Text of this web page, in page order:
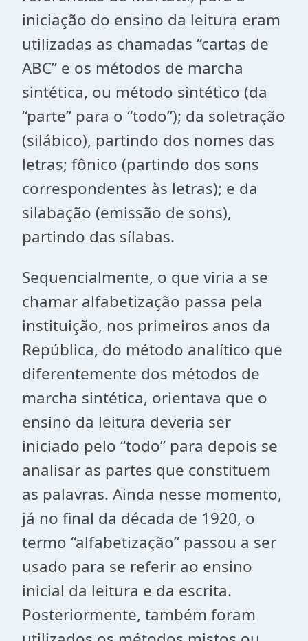
iniciação do ensino da leitura eram
utilizadas as chamadas “cartas de
ABC” e os métodos de marcha
sintética, ou método sintético (da
“parte” para o “todo”); da soletração
(silábico), partindo dos nomes das
letras; fônico (partindo dos sons
correspondentes às letras); e da
silabação (emissão de sons),
partindo das sílabas.
Sequencialmente, o que viria a se
chamar alfabetização passa pela
instituição, nos primeiros anos da
República, do método analítico que
diferentemente dos métodos de
marcha sintética, orientava que o
ensino da leitura deveria ser
iniciado pelo “todo” para depois se
analisar as partes que constituem
as palavras. Ainda nesse momento,
já no final da década de 1920, o
termo “alfabetização” passou a ser
usado para se referir ao ensino
inicial da leitura e da escrita.
Posteriormente, também foram